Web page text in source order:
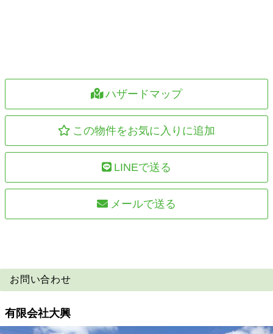
ハザードマップ
この物件をお気に入りに追加
LINEで送る
メールで送る
お問い合わせ
有限会社大興